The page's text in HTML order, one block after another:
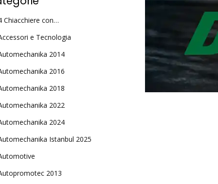
Chiacchiere con…
e Tecnologia
2014
2016
2018
2022
2024
Istanbul 2025
2013